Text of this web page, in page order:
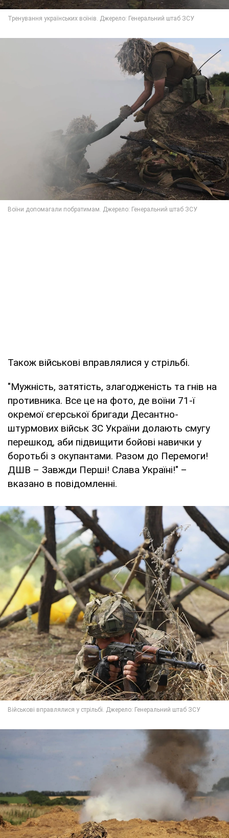
Також військові вправлялися у стрільбі.
"Мужність, затятість, злагодженість та гнів на
противника. Все це на фото, де воїни 71-ї
окремої єгерської бригади Десантно-
штурмових військ ЗС України долають смугу
перешкод, аби підвищити бойові навички у
боротьбі з окупантами. Разом до Перемоги!
ДШВ – Завжди Перші! Слава Україні!" –
вказано в повідомленні.